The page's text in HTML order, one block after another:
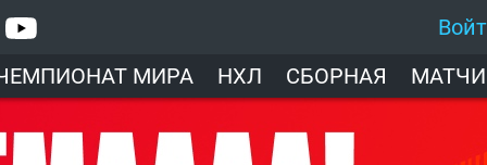
МИРА НХЛ СБОРНАЯ МАТЧИ